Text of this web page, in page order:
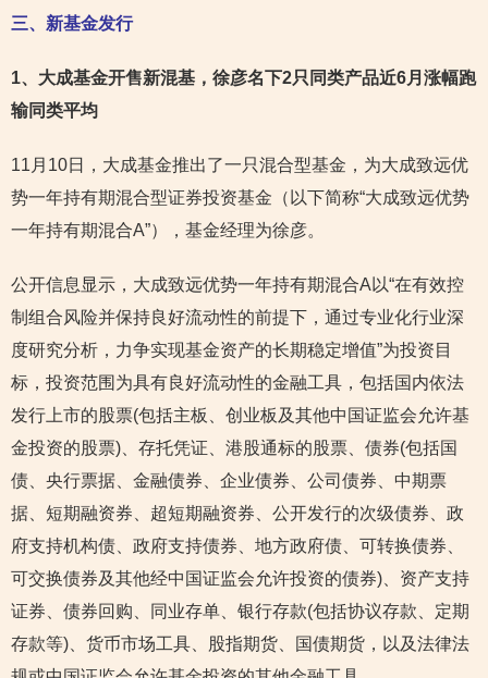
三、新基金发行
1、大成基金开售新混基，徐彦名下2只同类产品近6月涨幅跑
输同类平均
11月10日，大成基金推出了一只混合型基金，为大成致远优
势一年持有期混合型证券投资基金（以下简称“大成致远优势
一年持有期混合A”），基金经理为徐彦。
公开信息显示，大成致远优势一年持有期混合A以“在有效控
制组合风险并保持良好流动性的前提下，通过专业化行业深
度研究分析，力争实现基金资产的长期稳定增值”为投资目
标，投资范围为具有良好流动性的金融工具，包括国内依法
发行上市的股票(包括主板、创业板及其他中国证监会允许基
金投资的股票)、存托凭证、港股通标的股票、债券(包括国
债、央行票据、金融债券、企业债券、公司债券、中期票
据、短期融资券、超短期融资券、公开发行的次级债券、政
府支持机构债、政府支持债券、地方政府债、可转换债券、
可交换债券及其他经中国证监会允许投资的债券)、资产支持
证券、债券回购、同业存单、银行存款(包括协议存款、定期
存款等)、货币市场工具、股指期货、国债期货，以及法律法